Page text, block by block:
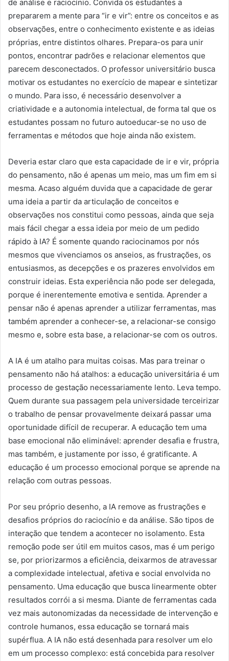
de análise e raciocínio. Convida os estudantes a
prepararem a mente para “ir e vir”: entre os conceitos e as
observações, entre o conhecimento existente e as ideias
próprias, entre distintos olhares. Prepara-os para unir
pontos, encontrar padrões e relacionar elementos que
parecem desconectados. O professor universitário busca
motivar os estudantes no exercício de mapear e sintetizar
o mundo. Para isso, é necessário desenvolver a
criatividade e a autonomia intelectual, de forma tal que os
estudantes possam no futuro autoeducar-se no uso de
ferramentas e métodos que hoje ainda não existem.
Deveria estar claro que esta capacidade de ir e vir, própria
do pensamento, não é apenas um meio, mas um fim em si
mesma. Acaso alguém duvida que a capacidade de gerar
uma ideia a partir da articulação de conceitos e
observações nos constitui como pessoas, ainda que seja
mais fácil chegar a essa ideia por meio de um pedido
rápido à IA? É somente quando raciocinamos por nós
mesmos que vivenciamos os anseios, as frustrações, os
entusiasmos, as decepções e os prazeres envolvidos em
construir ideias. Esta experiência não pode ser delegada,
porque é inerentemente emotiva e sentida. Aprender a
pensar não é apenas aprender a utilizar ferramentas, mas
também aprender a conhecer-se, a relacionar-se consigo
mesmo e, sobre esta base, a relacionar-se com os outros.
A IA é um atalho para muitas coisas. Mas para treinar o
pensamento não há atalhos: a educação universitária é um
processo de gestação necessariamente lento. Leva tempo.
Quem durante sua passagem pela universidade terceirizar
o trabalho de pensar provavelmente deixará passar uma
oportunidade difícil de recuperar. A educação tem uma
base emocional não eliminável: aprender desafia e frustra,
mas também, e justamente por isso, é gratificante. A
educação é um processo emocional porque se aprende na
relação com outras pessoas.
Por seu próprio desenho, a IA remove as frustrações e
desafios próprios do raciocínio e da análise. São tipos de
interação que tendem a acontecer no isolamento. Esta
remoção pode ser útil em muitos casos, mas é um perigo
se, por priorizarmos a eficiência, deixarmos de atravessar
a complexidade intelectual, afetiva e social envolvida no
pensamento. Uma educação que busca linearmente obter
resultados corrói a si mesma. Diante de ferramentas cada
vez mais autonomizadas da necessidade de intervenção e
controle humanos, essa educação se tornará mais
supérflua. A IA não está desenhada para resolver um elo
em um processo complexo: está concebida para resolver